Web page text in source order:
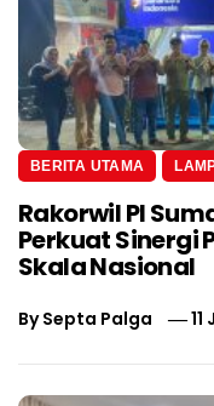
BERITA UTAMA
Rakorwil PI
Perkuat Sinergi
Skala Nasional
BySepta Palga